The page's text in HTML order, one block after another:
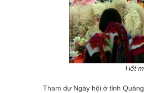
Tiết
Tham dự Ngày hội ở tỉnh